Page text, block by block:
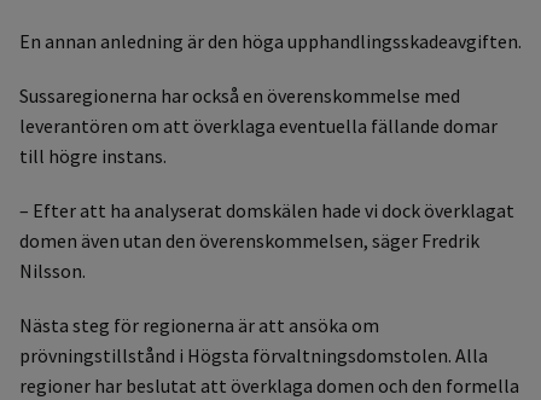
En annan anledning är den höga upphandlingsskadeavgiften.
Sussaregionerna har också en överenskommelse med
leverantören om att överklaga eventuella fällande domar
till högre instans.
– Efter att ha analyserat domskälen hade vi dock överklagat
domen även utan den överenskommelsen, säger Fredrik
Nilsson.
Nästa steg för regionerna är att ansöka om
prövningstillstånd i Högsta förvaltningsdomstolen. Alla
regioner har beslutat att överklaga domen och den formella